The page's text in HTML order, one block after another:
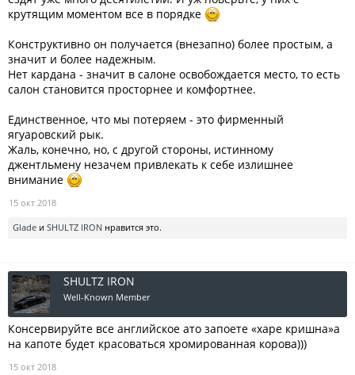
Jaguar, что для глобальной марки с семью моделями в гамме
Вторая причина более тривиальна - отказ от ДВС на Jaguar поможет
компании значительно снизить средний показатель вредных
выбросов по модельному ряду, благодаря чему выпуск
внедорожников Land Rover и Range Rover с традиционными
сохранить, ограничившись лишь установкой на них 48-вольтовых
стартер-генераторов.
В данном случае в конфликт брендов вступает элементарная
математика - спрос на РР гораздо выше, и их электрификация таит
в себе куда более высокий риск падения спроса.
Действительно ли британцы и их индийские инвесторы принесут
Jaguar в жертву Ленд Роверу? Как сообщает Autocar об этом станет
крутящим моментом все в порядке
Конструктивно он получается (внезапно) более простым, а
значит и более надежным.
Нет кардана - значит в салоне освобождается место, то есть
салон становится просторнее и комфортнее.
Единственное, что мы потеряем - это фирменный
ягуаровский рык.
Жаль, конечно, но, с другой стороны, истинному
джентльмену незачем привлекать к себе излишнее
внимание
15 окт 2018
Glade и SHULTZ IRON нравится это.
SHULTZ IRON
Well-Known Member
Консервируйте все английское ато запоете «харе кришна»а
на капоте будет красоваться хромированная корова)))
15 окт 2018